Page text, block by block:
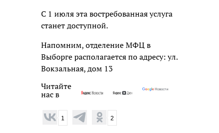
С 1 июля эта востребованная услуга
станет доступной.
Напомним, отделение МФЦ в
Выборге располагается по адресу: ул.
Вокзальная, дом 13
Читайте
нас в
1 2